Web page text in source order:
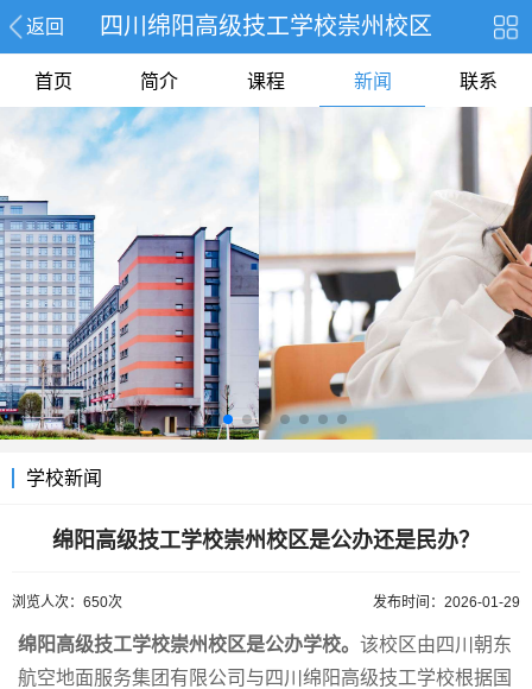
返回 四川绵阳高级技工学校崇州校区
首页 简介 课程 新闻 联系
学校新闻
绵阳高级技工学校崇州校区是公办还是民办？
浏览人次：650次 发布时间：2026-01-29
绵阳高级技工学校崇州校区是公办学校。 该校区由四川朝东
航空地面服务集团有限公司与四川绵阳高级技工学校根据国